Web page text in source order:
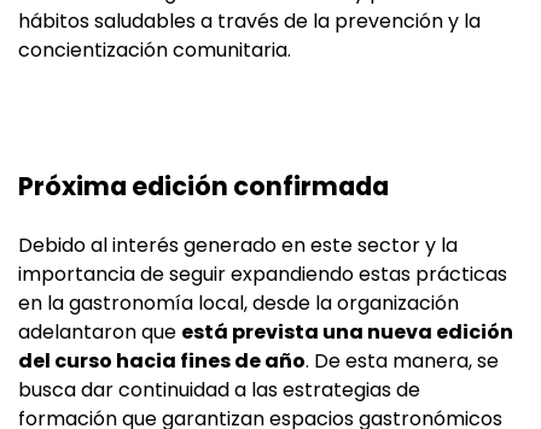
hábitos saludables a través de la prevención y la
concientización comunitaria.
Próxima edición confirmada
Debido al interés generado en este sector y la
importancia de seguir expandiendo estas prácticas
en la gastronomía local, desde la organización
adelantaron que está prevista una nueva edición
del curso hacia fines de año. De esta manera, se
busca dar continuidad a las estrategias de
formación que garantizan espacios gastronómicos